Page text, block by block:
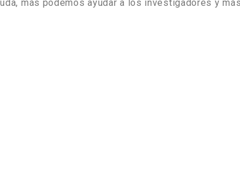
más podemos ayudar a los investigadores y